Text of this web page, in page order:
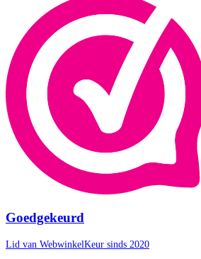
Goedgekeurd
Lid van WebwinkelKeur sinds 2020